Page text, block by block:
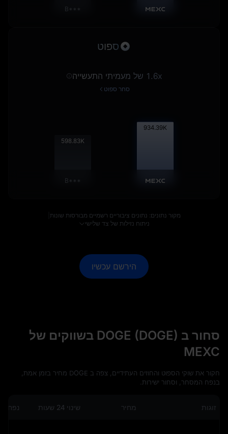
B***
ספוט
1.6x של מעמיתי התעשייה
סחר ספוט
935.32K
599.43K
B***
מקור נתונים: נתונים ציבוריים רשמיים מבורסות שונות
ניתוח נזילות של צד שלישי
הירשם עכשיו
סחור ב DOGE (DOGE) בשווקים של
MEXC
חקור את שוקי הספוט והחוזים העתידיים, צפה ב DOGE מחיר בזמן אמת,
בנפח המסחר, וסחור ישירות.
זוגות מחיר שינוי 24 שעות נפח 24 שעות